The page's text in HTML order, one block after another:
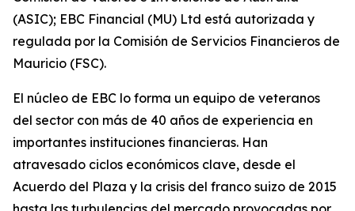
(ASIC); EBC Financial (MU) Ltd está autorizada y
regulada por la Comisión de Servicios Financieros de
Mauricio (FSC).
El núcleo de EBC lo forma un equipo de veteranos
del sector con más de 40 años de experiencia en
importantes instituciones financieras. Han
atravesado ciclos económicos clave, desde el
Acuerdo del Plaza y la crisis del franco suizo de 2015